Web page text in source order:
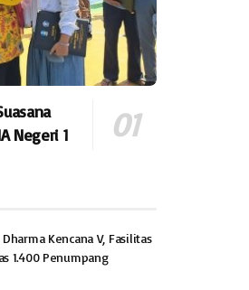
Negeri 1
Kencana V, Fasilitas
1.400 Penumpang